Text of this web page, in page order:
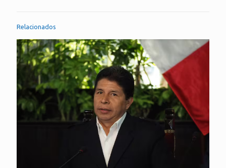
Relacionados